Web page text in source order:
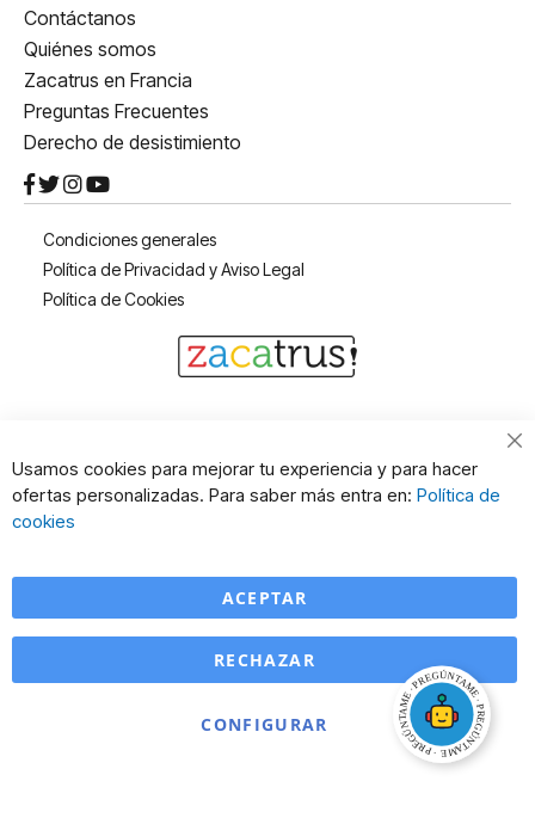
Contáctanos
Quiénes somos
Zacatrus en Francia
Preguntas Frecuentes
Derecho de desistimiento
Condiciones generales
Política de Privacidad y Aviso Legal
Política de Cookies
Usamos cookies para mejorar tu experiencia y para hacer
ofertas personalizadas. Para saber más entra en: Política de
cookies
ACEPTAR
CONFIGURAR
RECHAZAR